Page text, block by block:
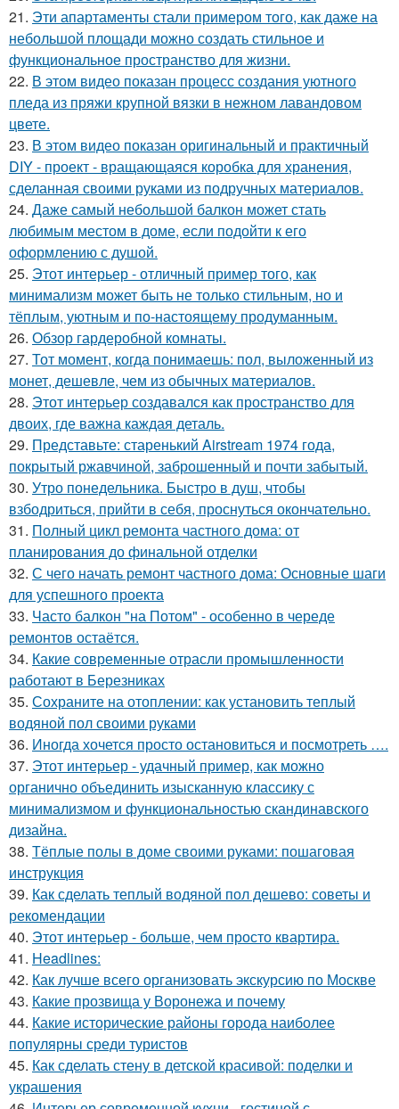
21. Эти апартаменты стали примером того, как даже на
небольшой площади можно создать стильное и
функциональное пространство для жизни.
22. В этом видео показан процесс создания уютного
пледа из пряжи крупной вязки в нежном лавандовом
цвете.
23. В этом видео показан оригинальный и практичный
DIY - проект - вращающаяся коробка для хранения,
сделанная своими руками из подручных материалов.
24. Даже самый небольшой балкон может стать
любимым местом в доме, если подойти к его
оформлению с душой.
25. Этот интерьер - отличный пример того, как
минимализм может быть не только стильным, но и
тёплым, уютным и по-настоящему продуманным.
26. Обзор гардеробной комнаты.
27. Тот момент, когда понимаешь: пол, выложенный из
монет, дешевле, чем из обычных материалов.
28. Этот интерьер создавался как пространство для
двоих, где важна каждая деталь.
29. Представьте: старенький Airstream 1974 года,
покрытый ржавчиной, заброшенный и почти забытый.
30. Утро понедельника. Быстро в душ, чтобы
взбодриться, прийти в себя, проснуться окончательно.
31. Полный цикл ремонта частного дома: от
планирования до финальной отделки
32. С чего начать ремонт частного дома: Основные шаги
для успешного проекта
33. Часто балкон "на Потом" - особенно в череде
ремонтов остаётся.
34. Какие современные отрасли промышленности
работают в Березниках
35. Сохраните на отоплении: как установить теплый
водяной пол своими руками
36. Иногда хочется просто остановиться и посмотреть ….
37. Этот интерьер - удачный пример, как можно
органично объединить изысканную классику с
минимализмом и функциональностью скандинавского
дизайна.
38. Тёплые полы в доме своими руками: пошаговая
инструкция
39. Как сделать теплый водяной пол дешево: советы и
рекомендации
40. Этот интерьер - больше, чем просто квартира.
41. Headlines:
42. Как лучше всего организовать экскурсию по Москве
43. Какие прозвища у Воронежа и почему
44. Какие исторические районы города наиболее
популярны среди туристов
45. Как сделать стену в детской красивой: поделки и
украшения